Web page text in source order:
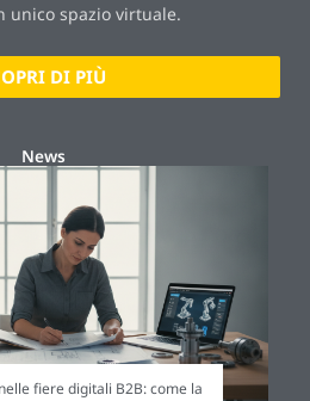
unico spazio virtuale.
DI PIÙ
News
fiere digitali B2B: come la